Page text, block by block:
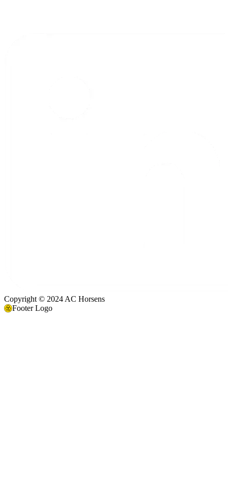
Copyright © 2024 AC Horsens
Footer Logo